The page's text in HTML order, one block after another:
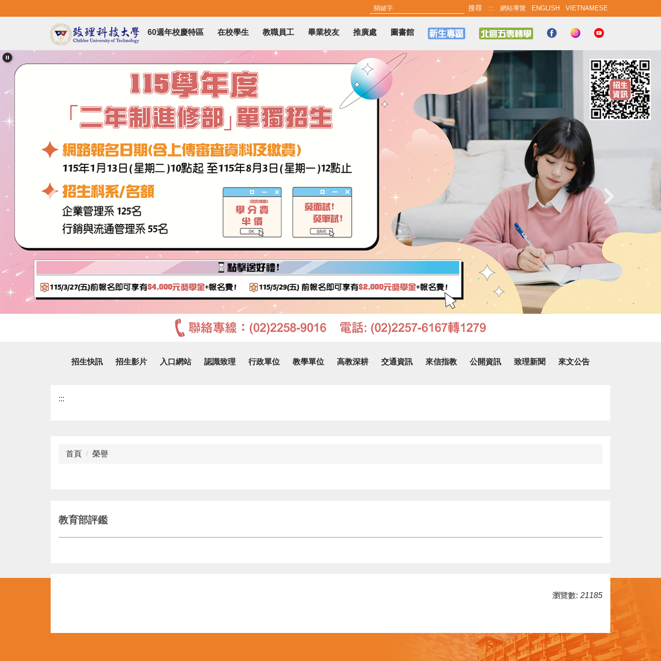
到
內
::: 網站導覽 ENGLISH VIETNAMESE
60週年校慶特區 在校學生 教職員工 畢業校友 推廣處 圖書館
招生快訊 招生影片 入口網站 認識致理 行政單位 教學單位 高教深耕 交通資訊 來信指教 公開資訊 致理新聞 來文公告
:::
首頁 榮譽
教育部評鑑
瀏覽數: 21185